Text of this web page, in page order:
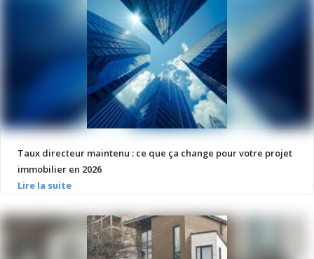
Taux directeur maintenu : ce que ça change pour votre projet
immobilier en 2026